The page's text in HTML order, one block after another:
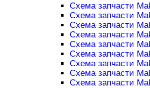
Схема запчасти
Схема запчасти
Схема запчасти
Схема запчасти
Схема запчасти
Схема запчасти
Схема запчасти
Схема запчасти
Схема запчасти